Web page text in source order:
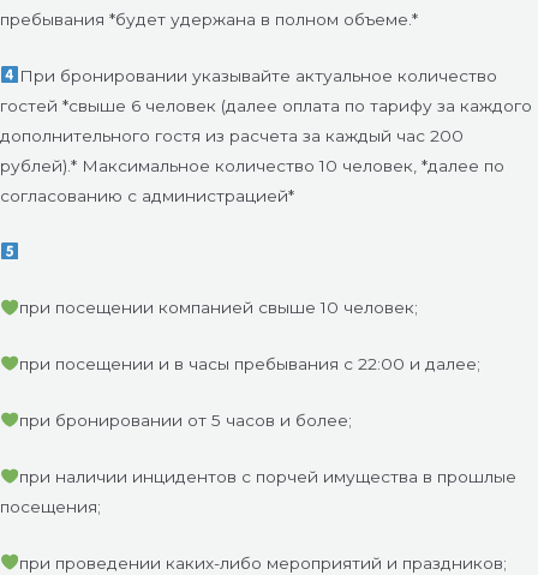
пребывания *будет удержана в полном объеме.*
При бронировании указывайте актуальное количество
гостей *свыше 6 человек (далее оплата по тарифу за каждого
дополнительного гостя из расчета за каждый час 200
рублей).* Максимальное количество 10 человек, *далее по
согласованию с администрацией*
при посещении компанией свыше 10 человек;
при посещении и в часы пребывания с 22:00 и далее;
при бронировании от 5 часов и более;
при наличии инцидентов с порчей имущества в прошлые
посещения;
при проведении каких-либо мероприятий и праздников;